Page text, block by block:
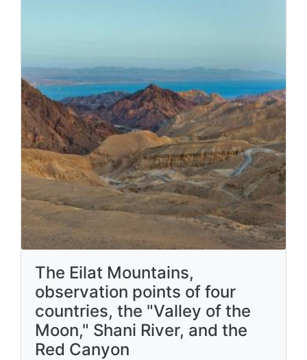
The Eilat Mountains,
observation points of four
countries, the "Valley of the
Moon," Shani River, and the
Red Canyon